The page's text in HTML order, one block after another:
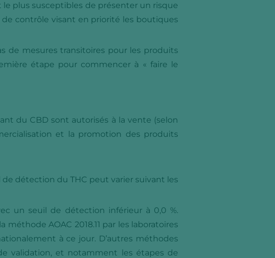
plus susceptibles de présenter un risque
de contrôle visant en priorité les boutiques
de mesures transitoires pour les produits
étape pour commencer à « faire le
du CBD sont autorisés à la vente (selon
et la promotion des produits
détection du THC peut varier suivant les
un seuil de détection inférieur à 0,0 %.
AOAC 2018.11 par les laboratoires
à ce jour. D’autres méthodes
validation, et notamment les étapes de